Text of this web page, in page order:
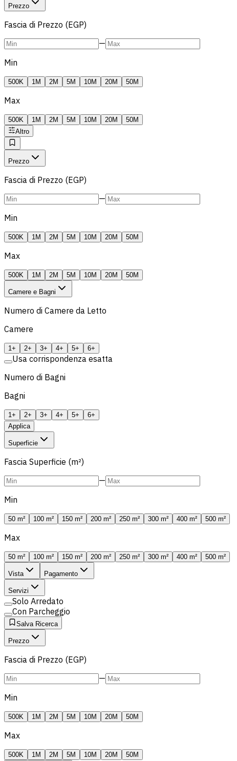
Prezzo
Fascia di Prezzo (EGP)
—
Min
500K 1M 2M 5M 10M 20M 50M
Max
500K 1M 2M 5M 10M 20M
50M
Altro
Prezzo
Fascia di Prezzo (EGP)
—
Min
500K 1M 2M 5M 10M 20M 50M
Max
500K 1M 2M 5M 10M 20M 50M
Camere e Bagni
Numero di Camere da Letto
Camere
1+ 2+ 3+ 4+ 5+ 6+
Usa corrispondenza esatta
Numero di Bagni
Bagni
1+ 2+ 3+ 4+ 5+
6+
Applica
Superficie
Fascia Superficie (m²)
—
Min
50 m² 100 m² 150 m² 200 m² 250 m² 300 m² 400 m² 500 m²
Max
50 m² 100 m² 150 m² 200 m² 250 m² 300 m² 400 m² 500 m²
Vista Pagamento
Servizi
Solo Arredato
Con Parcheggio
Salva Ricerca
Prezzo
Fascia di Prezzo (EGP)
—
Min
500K 1M 2M 5M 10M 20M 50M
Max
500K 1M 2M 5M 10M 20M 50M